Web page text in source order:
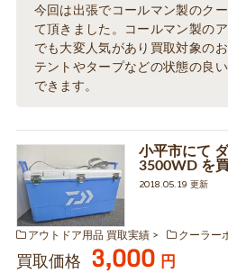
今回は出張でコールマン製のク
て頂きました。コールマン製の
でも大変人気があり買取対象の
テントやタープなどの状態の良
できます。
小平市にて
3500WD を
2018.05.19 更新
アウトドア用品 買取実績 クーラー
買取価格 3,000 円